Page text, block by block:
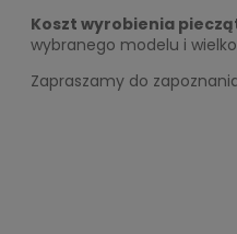
Koszt wyrobienia
wybranego modelu i
Zapraszamy do